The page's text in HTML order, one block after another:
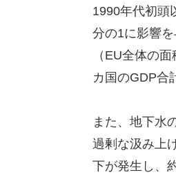
1990年代初頭
分の1に影響
（EU全体の
カ国のGDP合
また、地下水
過剰な汲み上
下が発生し、